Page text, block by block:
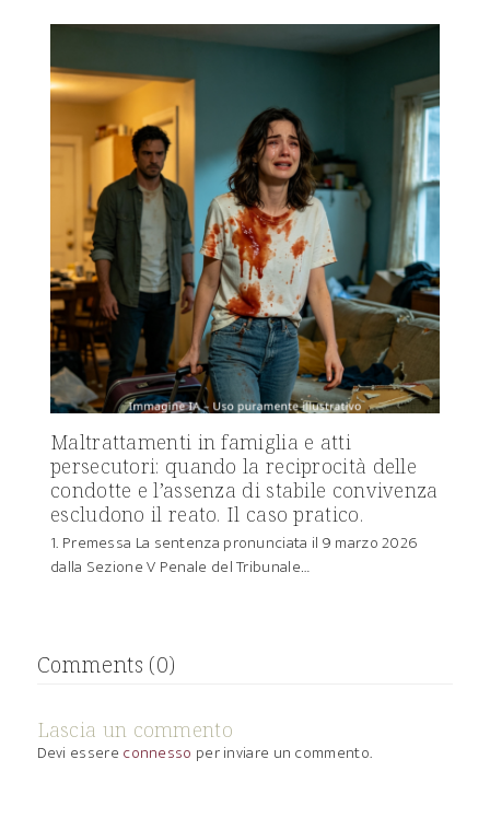
Maltrattamenti in famiglia e atti
persecutori: quando la reciprocità delle
condotte e l’assenza di stabile convivenza
escludono il reato. Il caso pratico.
1. Premessa La sentenza pronunciata il 9 marzo 2026
dalla Sezione V Penale del Tribunale…
Comments (0)
Lascia un commento
Devi essere connesso per inviare un commento.